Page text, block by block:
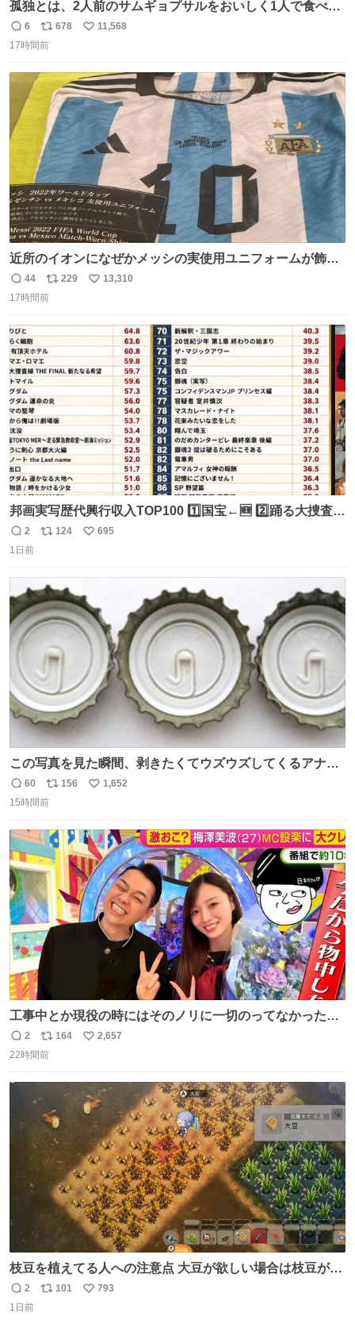
孤独とは、2人前のサムギョプサルをおいしく1人で食べる
ことである←好きすぎる
返
信
6
リ
ポ
ト
数
678
い
数
11,568
17時間前
近所のイオンになぜかメッシの実使用ユニフォームが飾っ
てあっておもろい
返
信
44
リ
ポ
ト
数
229
い
数
13,310
17時間前
邦画実写歴代興行収入TOP100 1️⃣国宝←🆕 2️⃣踊る大捜査線
THE MOVIE2 3️⃣南極物語 4️⃣踊る大捜査線 THE MOVIE 5️⃣
子猫物語 6️⃣劇場版コード・ブルー 7️⃣天と地と 8️⃣永遠の0
どなく、お別れです←🆕 … 60位 キングダム 魂の決戦←🆕
返
信
2
リ
ト
数
124
い
695
1日前
この写真を見た瞬間、剥きたくてウズウズしてくるアナ
タ、完全なる同世代（笑） #70年代 #80年代 #昭和レト
ロ
返
信
60
リ
ポ
ト
数
156
い
数
1,652
15時間前
工事中とか現役の時にはそのノリに一切のってなかった1
番の「設楽の女」が卒業して頭角を現しはじめてて大好き
返
信
2
リ
ポ
数
164
い
数
2,657
22時間前
枝豆を植えてる人への注意点 大豆が欲しい場合は枝豆が収
穫できる状態で秋を迎えましょう。 気になって一部だけ収
穫したら普通に枯れてた… #ほの暮しの庭
返
信
2
リ
101
い
793
1日前